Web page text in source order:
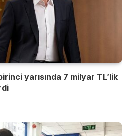
yarısında 7 milyar TL’lik